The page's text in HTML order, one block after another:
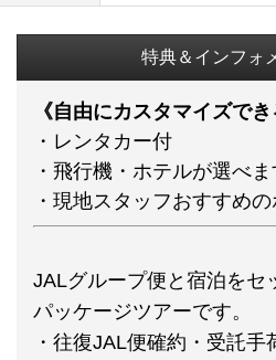
特典＆インフォ
《自由にカスタマイズで
・レンタカー付
・飛行機・ホテルが選べま
・現地スタッフおすすめ
JALグループ便と宿泊をセ
パッケージツアーです。
・往復JAL便確約・受託